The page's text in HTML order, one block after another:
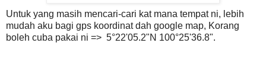
Untuk yang masih mencari-cari kat mana tempat ni, lebih
mudah aku bagi gps koordinat dah google map, Korang
boleh cuba pakai ni => 5°22'05.2"N 100°25'36.8".